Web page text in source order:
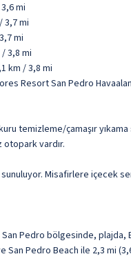
mi
3,7 mi
mi
3,8 mi
km / 3,8 mi
Resort San Pedro
temizleme/çamaşır
vardır.
Misafirlere içecek
Pedro bölgesinde, plajda,
San Pedro Beach ile 2,3 mi